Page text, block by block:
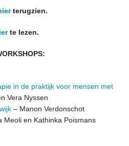
terugzien.
te lezen.
in de praktijk voor mensen met
Vera Nyssen
– Manon Verdonschot
Meoli en Kathinka Poismans